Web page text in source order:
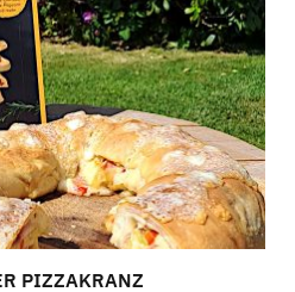
PIZZAKRANZ